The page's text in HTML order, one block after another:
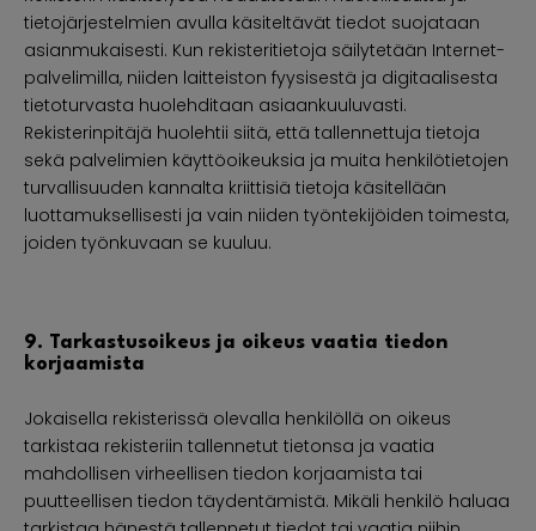
tietojärjestelmien avulla käsiteltävät tiedot suojataan
asianmukaisesti. Kun rekisteritietoja säilytetään Internet-
palvelimilla, niiden laitteiston fyysisestä ja digitaalisesta
tietoturvasta huolehditaan asiaankuuluvasti.
Rekisterinpitäjä huolehtii siitä, että tallennettuja tietoja
sekä palvelimien käyttöoikeuksia ja muita henkilötietojen
turvallisuuden kannalta kriittisiä tietoja käsitellään
luottamuksellisesti ja vain niiden työntekijöiden toimesta,
joiden työnkuvaan se kuuluu.
9. Tarkastusoikeus ja oikeus vaatia tiedon
korjaamista
Jokaisella rekisterissä olevalla henkilöllä on oikeus
tarkistaa rekisteriin tallennetut tietonsa ja vaatia
mahdollisen virheellisen tiedon korjaamista tai
puutteellisen tiedon täydentämistä. Mikäli henkilö haluaa